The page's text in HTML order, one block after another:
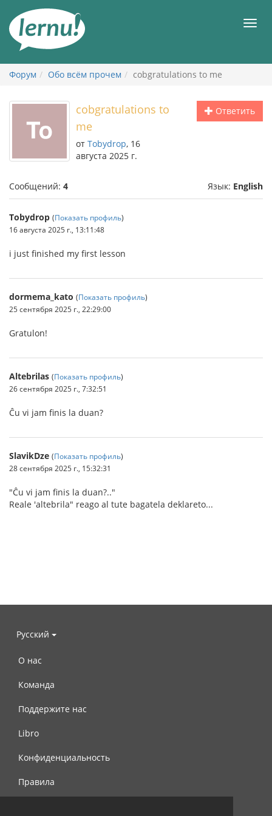
содержанию
Форум Обо всём прочем cobgratulations to me
Ответить
cobgratulations to
me
от Tobydrop, 16
августа 2025 г.
Сообщений: 4 Язык: English
Tobydrop (Показать профиль)
16 августа 2025 г., 13:11:48
i just finished my first lesson
dormema_kato (Показать профиль)
25 сентября 2025 г., 22:29:00
Gratulon!
Altebrilas (Показать профиль)
26 сентября 2025 г., 7:32:51
Ĉu vi jam finis la duan?
SlavikDze (Показать профиль)
28 сентября 2025 г., 15:32:31
"Ĉu vi jam finis la duan?.."
Reale 'altebrila" reago al tute bagatela deklareto...
Русский
О нас
Команда
Поддержите нас
Libro
Конфиденциальность
Правила